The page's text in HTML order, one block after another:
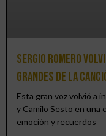
Sergio Romero
grandes de la
Esta gran voz volvió a
y Camilo Sesto en una
emoción y recuerdos